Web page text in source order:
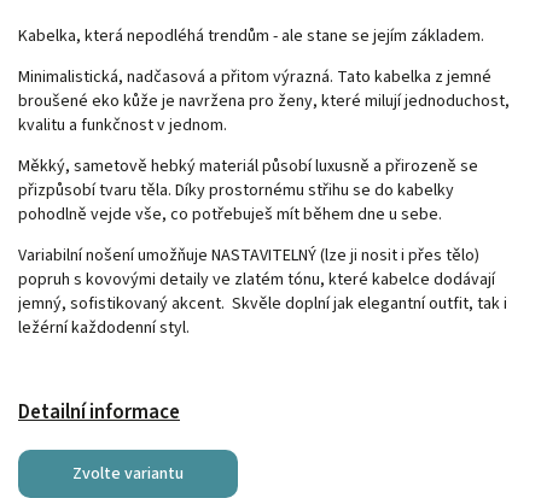
Kabelka, která nepodléhá trendům - ale stane se jejím základem.
Minimalistická, nadčasová a přitom výrazná. Tato kabelka z jemné
broušené eko kůže je navržena pro ženy, které milují jednoduchost,
kvalitu a funkčnost v jednom.
Měkký, sametově hebký materiál působí luxusně a přirozeně se
přizpůsobí tvaru těla. Díky prostornému střihu se do kabelky
pohodlně vejde vše, co potřebuješ mít během dne u sebe.
Variabilní nošení umožňuje NASTAVITELNÝ (lze ji nosit i přes tělo)
popruh s kovovými detaily ve zlatém tónu, které kabelce dodávají
jemný, sofistikovaný akcent. Skvěle doplní jak elegantní outfit, tak i
ležérní každodenní styl.
Detailní informace
Zvolte variantu